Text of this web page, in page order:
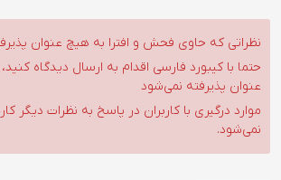
نظراتی که حاوی فحش و افترا به هیچ عنوان
حتما با کیبورد فارسی اقدام به ارسال دیدگاه
عنوان پذیرفته نمی‌شود
موارد درگیری با کاربران در پاسخ به نظرات دیگر
نمی‌شود.